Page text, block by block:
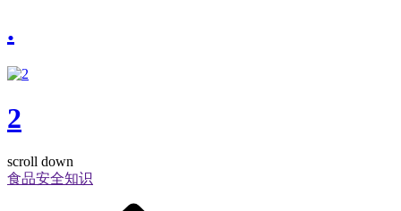
.
2
scroll down
食品安全知识